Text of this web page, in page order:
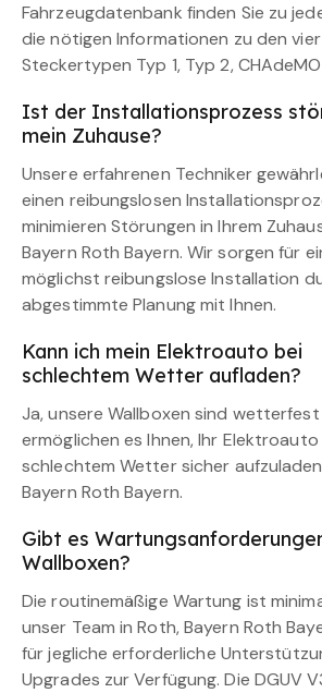
Fahrzeugdatenbank finden Sie zu
die nötigen Informationen zu den
Steckertypen Typ 1, Typ 2,
Ist der Installationsprozess
mein Zuhause?
Unsere erfahrenen Techniker
einen reibungslosen
minimieren Störungen in Ihrem
Bayern Roth Bayern. Wir sorgen für
möglichst reibungslose Installation
abgestimmte Planung mit Ihnen.
Kann ich mein Elektroauto bei
schlechtem Wetter aufladen?
Ja, unsere Wallboxen sind
ermöglichen es Ihnen, Ihr
schlechtem Wetter sicher
Bayern Roth Bayern.
Gibt es
Wallboxen?
Die routinemäßige Wartung ist
unser Team in Roth, Bayern Roth
für jegliche erforderliche
Upgrades zur Verfügung. Die DGUV